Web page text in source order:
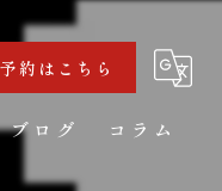
約はこちら
ブログ コラム